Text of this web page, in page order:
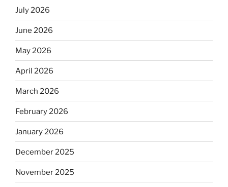
July 2026
June 2026
May 2026
April 2026
March 2026
February 2026
January 2026
December 2025
November 2025